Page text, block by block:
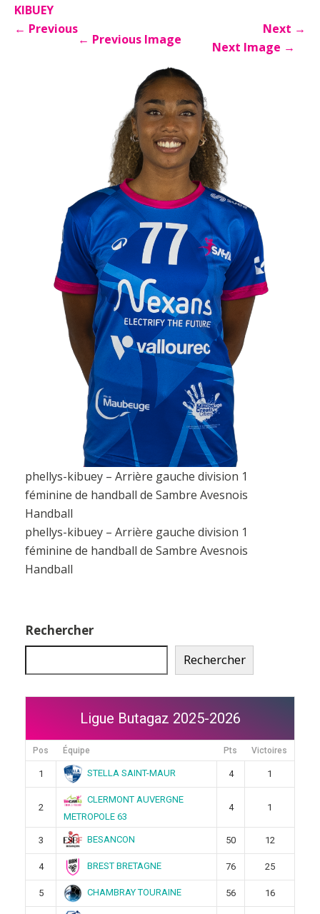
KIBUEY
← Previous Next →
← Previous Image Next Image →
phellys-kibuey – Arrière gauche division 1
féminine de handball de Sambre Avesnois
Handball
phellys-kibuey – Arrière gauche division 1
féminine de handball de Sambre Avesnois
Handball
Rechercher
Rechercher
Ligue Butagaz 2025-2026
Pos Équipe Pts Victoires
1 STELLA SAINT-MAUR 4 1
2
CLERMONT AUVERGNE
METROPOLE 63
4 1
3 BESANCON 50 12
4 BREST BRETAGNE 76 25
5 CHAMBRAY TOURAINE 56 16